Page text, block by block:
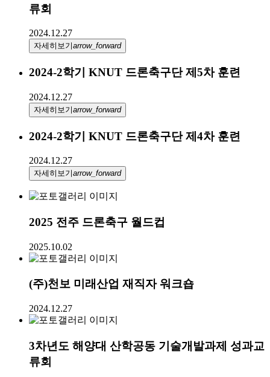
류회
2024.12.27
자세히보기arrow_forward
2024-2학기 KNUT 드론축구단 제5차 훈련
2024.12.27
자세히보기arrow_forward
2024-2학기 KNUT 드론축구단 제4차 훈련
2024.12.27
자세히보기arrow_forward
2025 전주 드론축구 월드컵
2025.10.02
(주)천보 미래산업 재직자 워크숍
2024.12.27
3차년도 해양대 산학공동 기술개발과제 성과교
류회